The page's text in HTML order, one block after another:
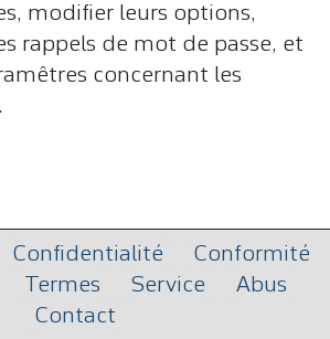
modifier leurs options,
rappels de mot de passe, et
concernant les
Confidentialité
Conformité
Termes Service
Abus
Contact